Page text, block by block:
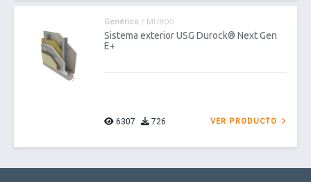
Genérico / MUROS
Sistema exterior USG Durock® Next Gen
E+
6307 726 VER PRODUCTO